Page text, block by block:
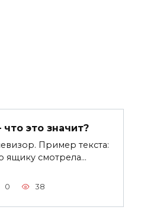
это значит?
Пример текста:
ящику смотрела…
0 38